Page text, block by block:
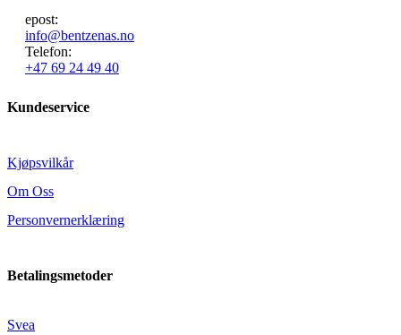
epost:
info@bentzenas.no
Telefon:
+47 69 24 49 40
Kundeservice
Kjøpsvilkår
Om Oss
Personvernerklæring
Betalingsmetoder
Svea